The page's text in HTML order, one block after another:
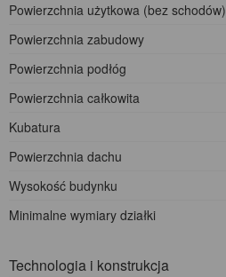
Powierzchnia użytkowa (bez schodów)
Powierzchnia zabudowy
Powierzchnia podłóg
Powierzchnia całkowita
Kubatura
Powierzchnia dachu
Wysokość budynku
Minimalne wymiary działki
Technologia i konstrukcja